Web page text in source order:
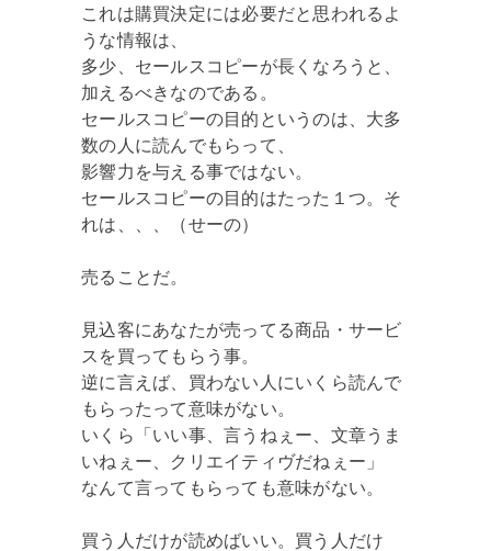
これは購買決定には必要だと思われるよ
うな情報は、
多少、セールスコピーが長くなろうと、
加えるべきなのである。
セールスコピーの目的というのは、大多
数の人に読んでもらって、
影響力を与える事ではない。
セールスコピーの目的はたった１つ。そ
れは、、、（せーの）
売ることだ。
見込客にあなたが売ってる商品・サービ
スを買ってもらう事。
逆に言えば、買わない人にいくら読んで
もらったって意味がない。
いくら「いい事、言うねぇー、文章うま
いねぇー、クリエイティヴだねぇー」
なんて言ってもらっても意味がない。
買う人だけが読めばいい。買う人だけ